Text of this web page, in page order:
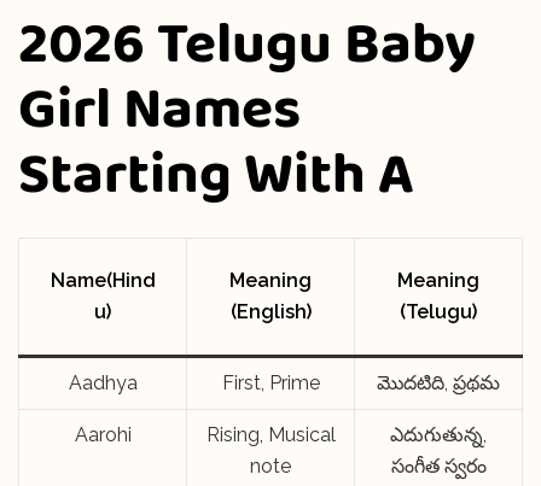
2026 Telugu Baby
Girl Names
Starting With A
Name(Hind
u)
Meaning
(English)
Meaning
(Telugu)
Aadhya First, Prime మొదటిది, ప్రథమ
Aarohi
Rising, Musical
note
ఎదుగుతున్న,
సంగీత స్వరం